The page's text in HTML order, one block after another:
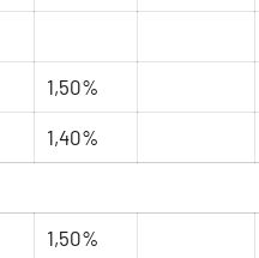
1,50%
1,40%
1,50%